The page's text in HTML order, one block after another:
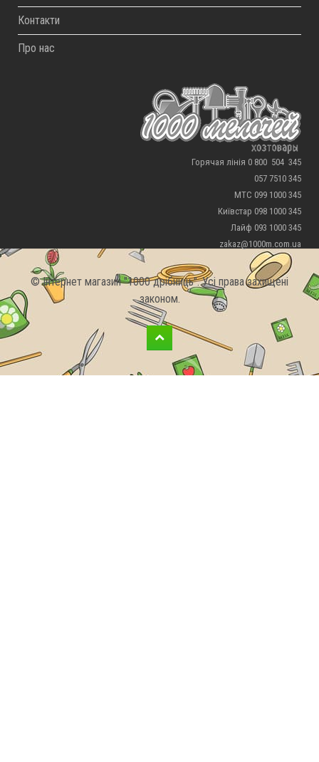
Контакти
Про нас
Горячая лінія 0 800 504 345
057 7510 345
МТС 099 1000 345
Київстар 098 1000 345
Лайф 093 1000 345
zakaz@1000m.com.ua
© Інтернет магазин "1000 дрібниць". Усі права захищені
законом.